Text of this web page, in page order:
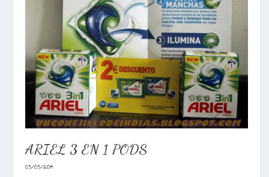
ARIEL 3 EN 1 PODS
05/05/2014